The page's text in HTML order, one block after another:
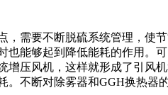
需要不断脱硫系统管理，使
能够起到降低能耗的作用。
压风机，这样就形成了引风
不断对除雾器和GGH换热